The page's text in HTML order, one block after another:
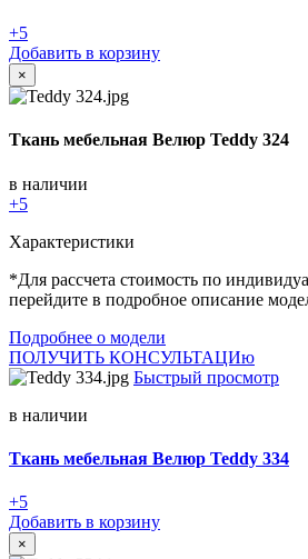
+5
Добавить в корзину
×
Ткань мебельная Велюр Teddy 324
в наличии
+5
Характеристики
*Для рассчета стоимость по
перейдите в подробное описание
Подробнее о модели
ПОЛУЧИТЬ КОНСУЛЬТАЦИю
Быстрый просмотр
в наличии
Ткань мебельная Велюр Teddy 334
+5
Добавить в корзину
×